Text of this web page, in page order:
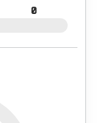
0